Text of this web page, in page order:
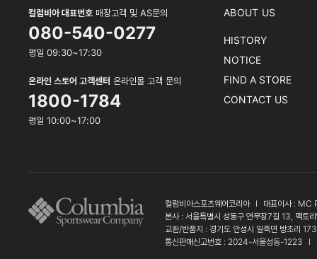
컬럼비아 대표번호 매장고객 및 AS문의
080-540-0277
평일 09:30~17:30
온라인 스토어 고객센터 온라인몰 고객 문의
1800-1784
평일 10:00~17:00
ABOUT US
HISTORY
NOTICE
FIND A STORE
CONTACT US
컬럼비아스포츠웨어코리아 l
대표이사 :
본사 : 서울특별시 성동구 연무장7길 13, 팩토
교환/반품지 : 경기도 안성시 일죽면 방초리
통신판매신고번호 : 2024-서울성동-1223
l